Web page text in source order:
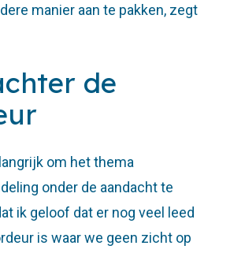
manier aan te pakken, zegt
de
om het thema
onder de aandacht te
ik geloof dat er nog veel leed
is waar we geen zicht op